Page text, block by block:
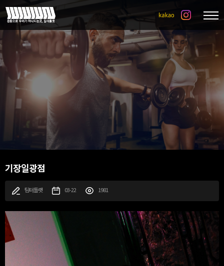
기장일광점
팀터틀랫 03-22 1981